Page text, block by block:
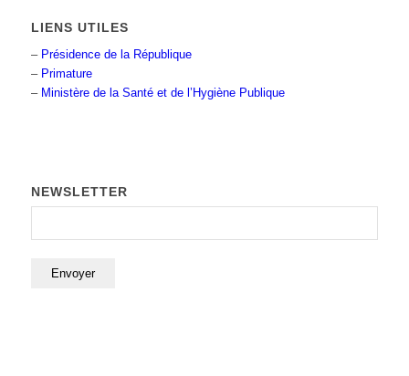
LIENS UTILES
– Présidence de la République
– Primature
– Ministère de la Santé et de l’Hygiène Publique
NEWSLETTER